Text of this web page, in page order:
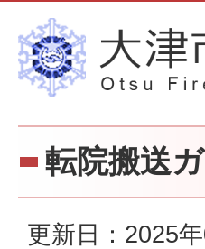
転院搬送
更新日：2025